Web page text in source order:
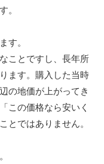
。
す。
ことですし、長年所
ます。購入した当時
の地価が上がってき
この価格なら安いく
とではありません。